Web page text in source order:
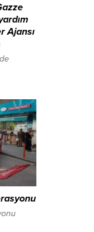
Ajansı
video